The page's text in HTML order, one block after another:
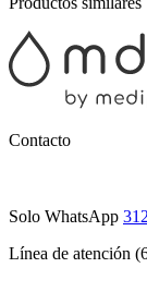
Contacto
Solo WhatsApp
Línea de atención